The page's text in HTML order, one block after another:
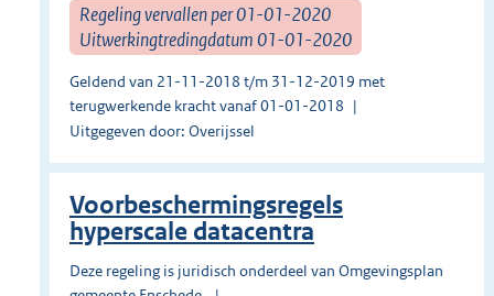
Regeling vervallen per 01-01-2020
Uitwerkingtredingdatum 01-01-2020
Geldend van 21-11-2018 t/m 31-12-2019 met
terugwerkende kracht vanaf 01-01-2018
Uitgegeven door: Overijssel
Voorbeschermingsregels
hyperscale datacentra
Deze regeling is juridisch onderdeel van Omgevingsplan